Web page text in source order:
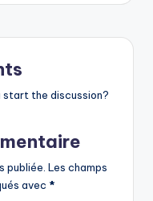
start the discussion?
publiée. Les champs
avec *